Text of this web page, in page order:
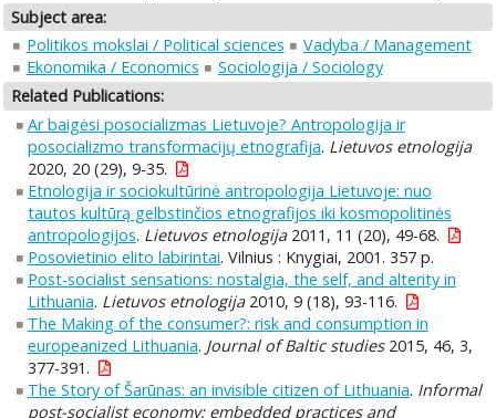
Subject area:
Politikos mokslai / Political sciences
Vadyba / Management
Ekonomika / Economics
Sociologija / Sociology
Related Publications:
Ar baigėsi posocializmas Lietuvoje? Antropologija ir
posocializmo transformacijų etnografija. Lietuvos etnologija
2020, 20 (29), 9-35.
Etnologija ir sociokultūrinė antropologija Lietuvoje: nuo
tautos kultūrą gelbstinčios etnografijos iki kosmopolitinės
antropologijos. Lietuvos etnologija2011, 11 (20), 49-68.
Posovietinio elito labirintai. Vilnius : Knygiai, 2001. 357 p.
Post-socialist sensations: nostalgia, the self, and alterity in
Lithuania. Lietuvos etnologija2010, 9 (18), 93-116.
The Making of the consumer?: risk and consumption in
europeanized Lithuania. Journal of Baltic studies2015, 46, 3,
377-391.
The Story of Šarūnas: an invisible citizen of Lithuania. Informal
post-socialist economy: embedded practices and